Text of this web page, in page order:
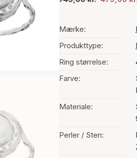
Mærke:
Produkttype:
Ring størrelse:
Farve:
Materiale:
Perler / Sten: